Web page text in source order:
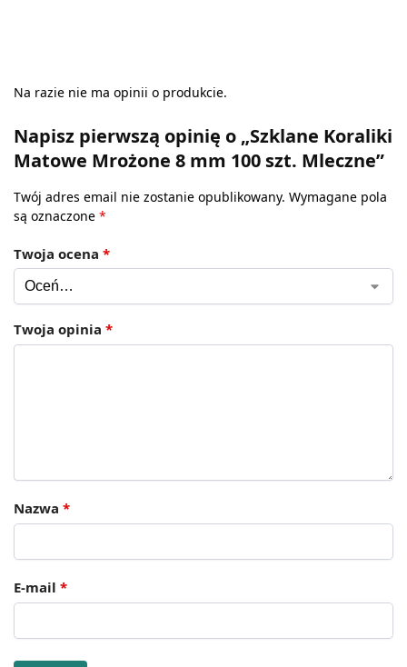
Na razie nie ma opinii o produkcie.
Napisz pierwszą opinię o „Szklane Koraliki
Matowe Mrożone 8 mm 100 szt. Mleczne”
Twój adres email nie zostanie opublikowany. Wymagane pola
są oznaczone *
Twoja ocena *
Twoja opinia *
Nazwa *
E-mail *